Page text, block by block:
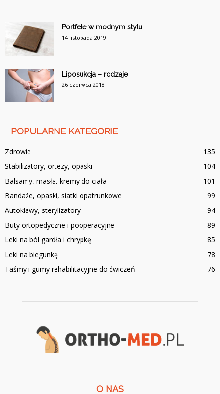
Portfele w modnym stylu
14 listopada 2019
Liposukcja – rodzaje
26 czerwca 2018
POPULARNE KATEGORIE
Zdrowie
135
Stabilizatory, ortezy, opaski
104
Balsamy, masła, kremy do ciała
101
Bandaże, opaski, siatki opatrunkowe
99
Autoklawy, sterylizatory
94
Buty ortopedyczne i pooperacyjne
89
Leki na ból gardła i chrypkę
85
Leki na biegunkę
78
Taśmy i gumy rehabilitacyjne do ćwiczeń
76
O NAS